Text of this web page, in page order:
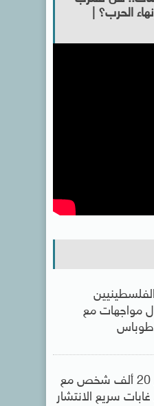
الحرب؟ |
مواجهات مع
طوباس
إجلاء أكثر من 20 ألف شخص مع
سريع الانتشار